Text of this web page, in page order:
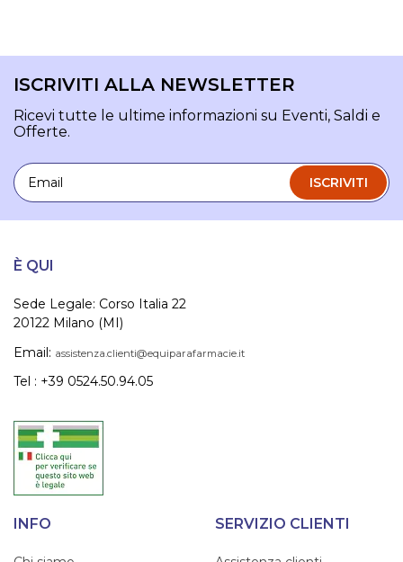
ISCRIVITI ALLA NEWSLETTER
Ricevi tutte le ultime informazioni su Eventi, Saldi e
Offerte.
Email
ISCRIVITI
È QUI
Sede Legale: Corso Italia 22
20122 Milano (MI)
Email: assistenza.clienti@equiparafarmacie.it
Tel : +39 0524.50.94.05
INFO SERVIZIO CLIENTI